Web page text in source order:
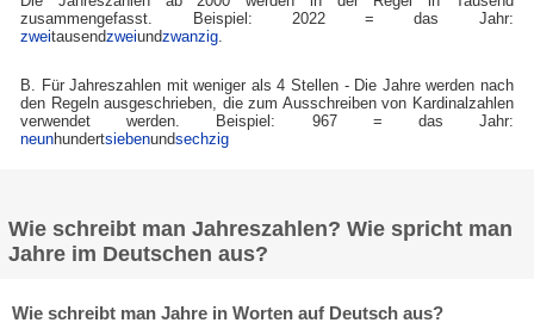
zusammengefasst. Beispiel: 2022 = das Jahr:
zweitausendzweiundzwanzig
B. Für Jahreszahlen mit weniger als 4 Stellen - Die Jahre werden nach
den Regeln ausgeschrieben, die zum Ausschreiben von Kardinalzahlen
verwendet werden. Beispiel: 967 = das Jahr:
neunhundertsiebenundsechzig
Wie schreibt man Jahreszahlen? Wie spricht man
Jahre im Deutschen aus?
Wie schreibt man Jahre in Worten auf Deutsch aus?